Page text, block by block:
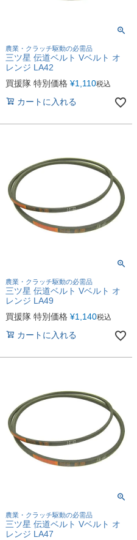
農業・クラッチ駆動の必需品
三ツ星 伝道ベルト Vベルト オ
レンジ LA42
買援隊 特別価格 ¥1,110税込
カートに入れる
農業・クラッチ駆動の必需品
三ツ星 伝道ベルト Vベルト オ
レンジ LA49
買援隊 特別価格 ¥1,140税込
カートに入れる
農業・クラッチ駆動の必需品
三ツ星 伝道ベルト Vベルト オ
レンジ LA47